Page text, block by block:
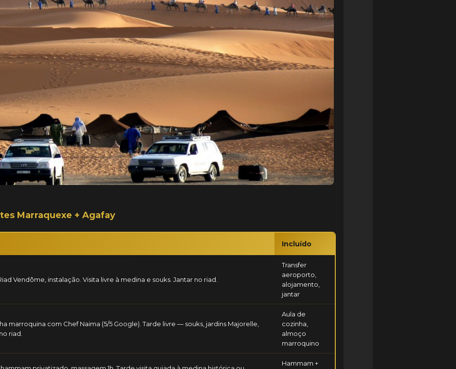
Marraquexe + Agafay
Incluído
Vendôme, instalação. Visita livre à medina e souks. Jantar no riad.
Transfer
aeroporto,
alojamento,
jantar
marroquina com Chef Naima (5/5 Google). Tarde livre — souks, jardins Majorelle,
riad.
Aula de
cozinha,
almoço
marroquino
Hammam +